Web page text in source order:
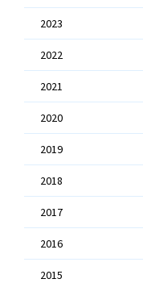
2023
2022
2021
2020
2019
2018
2017
2016
2015